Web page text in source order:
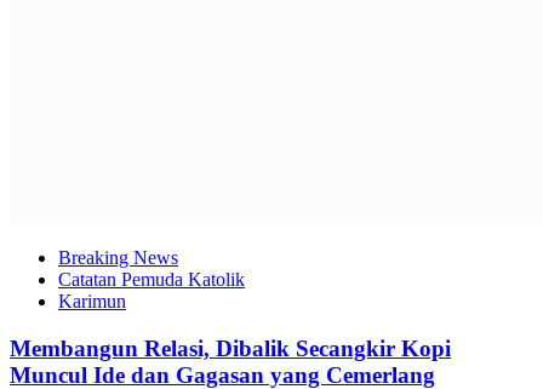
Breaking News
Catatan Pemuda Katolik
Karimun
Membangun Relasi, Dibalik Secangkir Kopi
Muncul Ide dan Gagasan yang Cemerlang